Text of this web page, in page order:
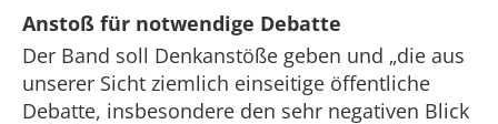
Anstoß für notwendige Debatte
Der Band soll Denkanstöße geben und „die aus
unserer Sicht ziemlich einseitige öffentliche
Debatte, insbesondere den sehr negativen Blick